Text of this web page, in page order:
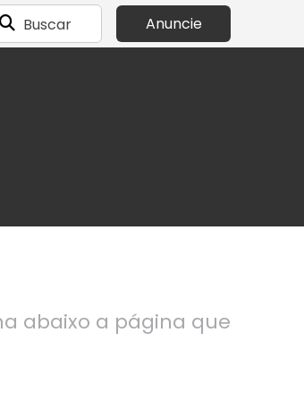
Buscar Anuncie
abaixo a página que